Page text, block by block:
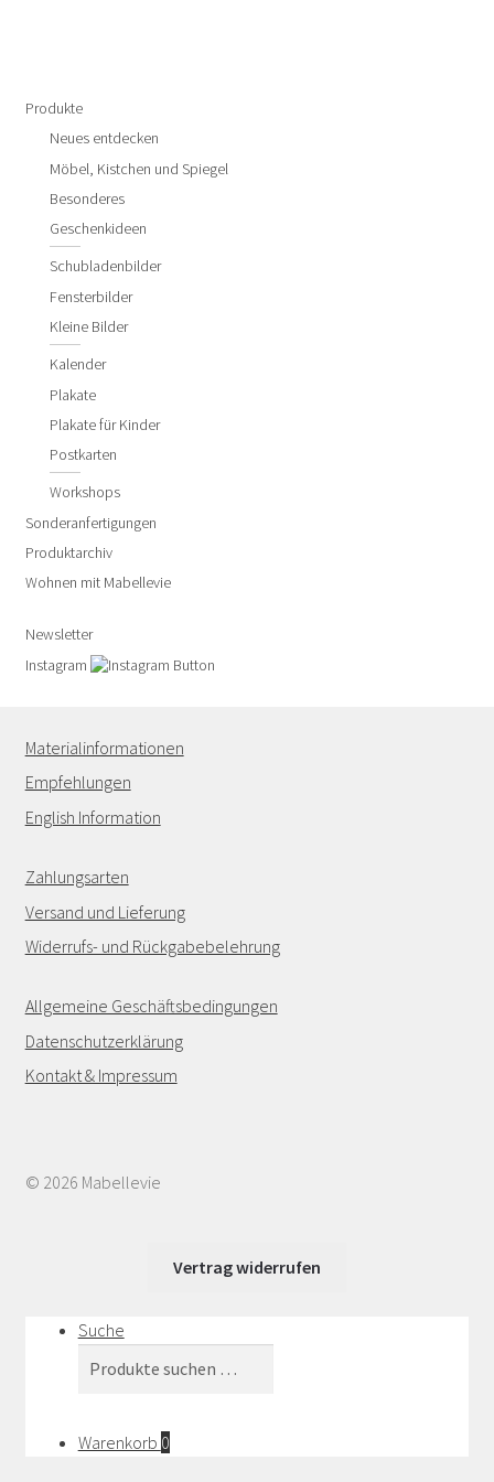
Produkte
Neues entdecken
Möbel, Kistchen und Spiegel
Besonderes
Geschenkideen
Schubladenbilder
Fensterbilder
Kleine Bilder
Kalender
Plakate
Plakate für Kinder
Postkarten
Workshops
Sonderanfertigungen
Produktarchiv
Wohnen mit Mabellevie
Newsletter
Instagram
Materialinformationen
Empfehlungen
English Information
Zahlungsarten
Versand und Lieferung
Widerrufs- und Rückgabebelehrung
Allgemeine Geschäftsbedingungen
Datenschutzerklärung
Kontakt & Impressum
© 2026 Mabellevie
Vertrag widerrufen
Suche
Warenkorb 0